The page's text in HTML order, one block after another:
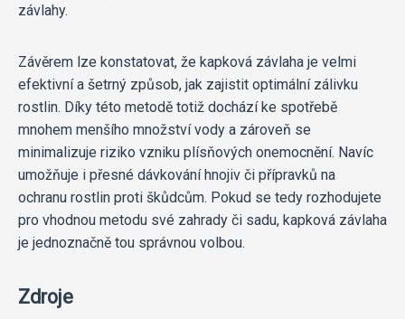
závlahy.
Závěrem lze konstatovat, že kapková závlaha je velmi
efektivní a šetrný způsob, jak zajistit optimální zálivku
rostlin. Díky této metodě totiž dochází ke spotřebě
mnohem menšího množství vody a zároveň se
minimalizuje riziko vzniku plísňových onemocnění. Navíc
umožňuje i přesné dávkování hnojiv či přípravků na
ochranu rostlin proti škůdcům. Pokud se tedy rozhodujete
pro vhodnou metodu své zahrady či sadu, kapková závlaha
je jednoznačně tou správnou volbou.
Zdroje